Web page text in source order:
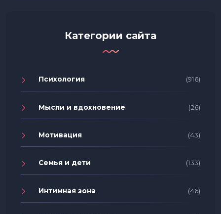
Категории сайта
Психология (916)
Мысли и вдохновение (26)
Мотивация (43)
Семья и дети (133)
Интимная зона (46)